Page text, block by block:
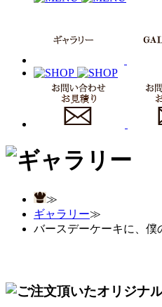
≫
ギャラリー≫
バースデーケーキに、僕